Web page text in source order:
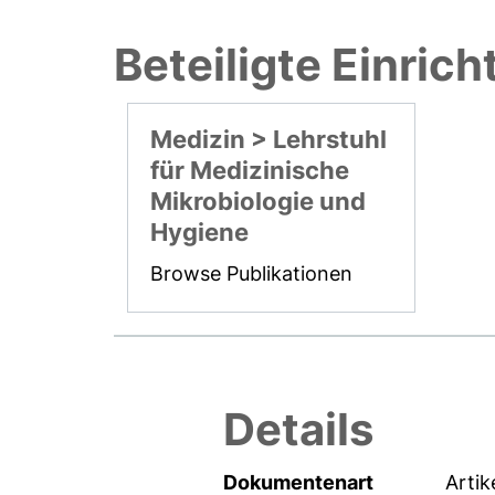
Beteiligte
Medizin > Lehrstuhl
für Medizinische
Mikrobiologie und
Hygiene
Browse Publikationen
Details
Dokumentenart